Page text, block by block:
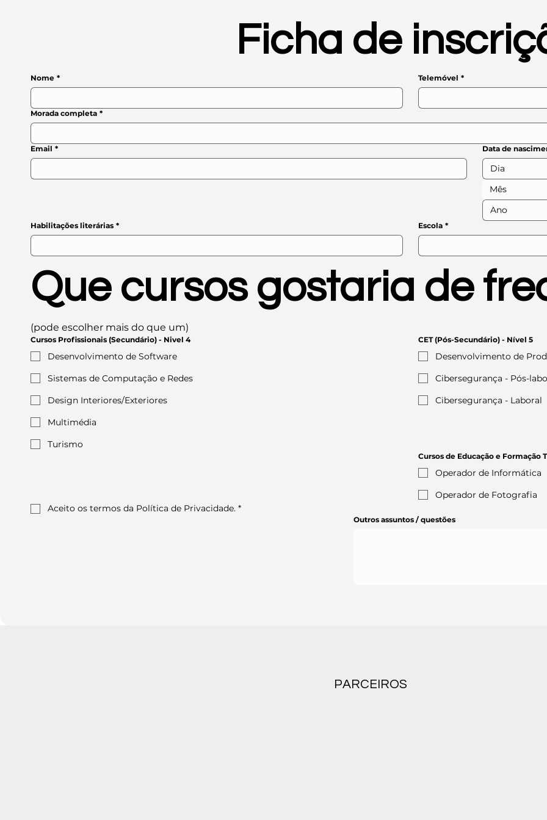
Ficha de
Nome * Telemóvel *
Morada completa *
Email * Data de
Mês
Habilitações literárias * Escola *
Que cursos gostaria de
(pode escolher mais do que um)
Cursos Profissionais (Secundário) - Nivel 4
Desenvolvimento de Software
Sistemas de Computação e Redes
Design Interiores/Exteriores
Multimédia
Turismo
CET (Pós-Secundário) - Nível 5
Desenvolvimento de
Cibersegurança - Pós-
Cibersegurança - Laboral
Cursos de Educação e Formação
Operador de Informática
Operador de Fotografia
Aceito os termos da Política de Privacidade. *
Outros assuntos / questões
PARCEIROS